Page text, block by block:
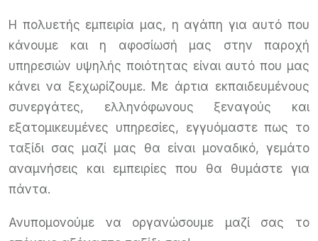
Η πολυετής εμπειρία μας, η αγάπη για αυτό που
κάνουμε και η αφοσίωσή μας στην παροχή
υπηρεσιών υψηλής ποιότητας είναι αυτό που μας
κάνει να ξεχωρίζουμε. Με άρτια εκπαιδευμένους
συνεργάτες, ελληνόφωνους ξεναγούς και
εξατομικευμένες υπηρεσίες, εγγυόμαστε πως το
ταξίδι σας μαζί μας θα είναι μοναδικό, γεμάτο
αναμνήσεις και εμπειρίες που θα θυμάστε για
πάντα.
Ανυπομονούμε να οργανώσουμε μαζί σας το